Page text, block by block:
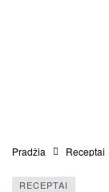
Pradžia Receptai
RECEPTAI